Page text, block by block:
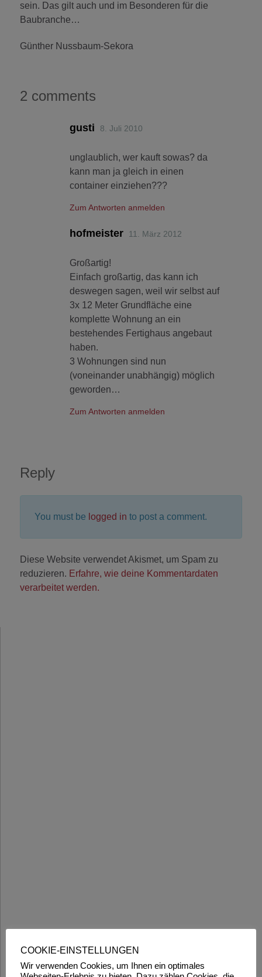
sein. Das gilt auch und im Besonderen für die
Baubranche…
Günther Nussbaum-Sekora
2 comments
gusti 8. Juli 2010
unglaublich, wer kauft sowas? da
kann man ja gleich in einen
container einziehen???
Zum Antworten anmelden
hofmeister 11. März 2012
Großartig!
Einfach großartig, das kann ich
deswegen sagen, weil wir selbst auf
3x 12 Meter Grundfläche eine
komplette Wohnung an ein
bestehendes Fertighaus angebaut
haben.
3 Wohnungen sind nun
(voneinander unabhängig) möglich
geworden…
Zum Antworten anmelden
Reply
You must be logged in to post a comment.
Diese Website verwendet Akismet, um Spam zu
reduzieren. Erfahre, wie deine Kommentardaten
verarbeitet werden.
COOKIE-EINSTELLUNGEN
Wir verwenden Cookies, um Ihnen ein optimales